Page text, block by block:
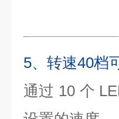
5、转速40档
通过 10 个